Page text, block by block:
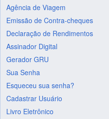
Agência de Viagem
Emissão de Contra-cheques
Declaração de Rendimentos
Assinador Digital
Gerador GRU
Sua Senha
Esqueceu sua senha?
Cadastrar Usuário
Livro Eletrônico